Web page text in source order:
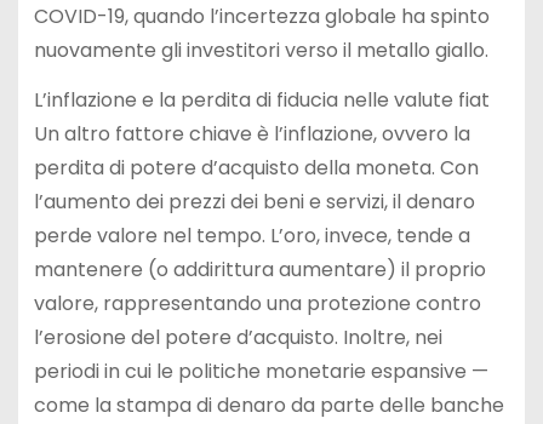
COVID-19, quando l’incertezza globale ha spinto
nuovamente gli investitori verso il metallo giallo.
L’inflazione e la perdita di fiducia nelle valute fiat
Un altro fattore chiave è l’inflazione, ovvero la
perdita di potere d’acquisto della moneta. Con
l’aumento dei prezzi dei beni e servizi, il denaro
perde valore nel tempo. L’oro, invece, tende a
mantenere (o addirittura aumentare) il proprio
valore, rappresentando una protezione contro
l’erosione del potere d’acquisto. Inoltre, nei
periodi in cui le politiche monetarie espansive —
come la stampa di denaro da parte delle banche